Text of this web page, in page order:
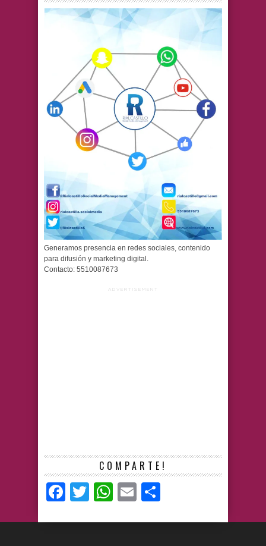
Generamos presencia en redes sociales, contenido
para difusión y marketing digital.
Contacto: 5510087673
ADVERTISEMENT
COMPARTE!
Facebook
TwitterWhatsApp
Email